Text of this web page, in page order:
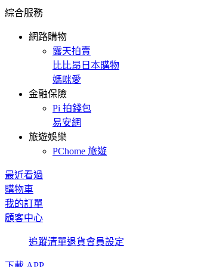
綜合服務
網路購物
露天拍賣
比比昂日本購物
媽咪愛
金融保險
Pi 拍錢包
易安網
旅遊娛樂
PChome 旅遊
最近看過
購物車
我的訂單
顧客中心
追蹤清單退貨會員設定